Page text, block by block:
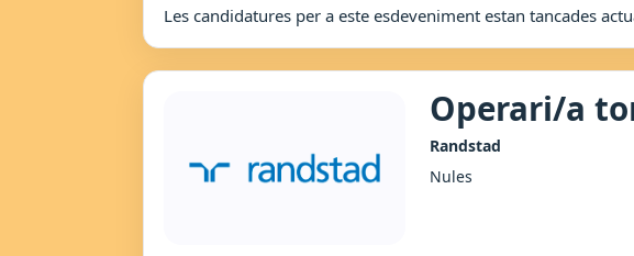
Les candidatures per a este esdeveniment estan tancades
Operari/a
Randstad
Nules